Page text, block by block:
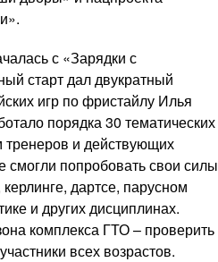
с «Зарядки с
старт дал двукратный
игр по фристайлу Илья
порядка 30 тематических
тренеров и действующих
попробовать свои силы
дартсе, парусном
и других дисциплинах.
комплекса ГТО – проверить
всех возрастов.